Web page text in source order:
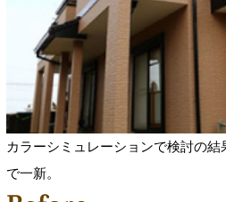
カラーシミュレーションで検討の
で一新。